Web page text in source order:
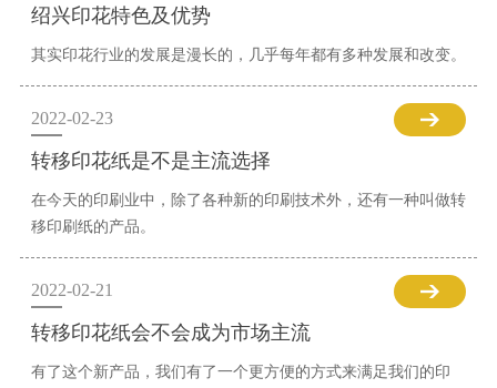
绍兴印花特色及优势
其实印花行业的发展是漫长的，几乎每年都有多种发展和改变。
2022-02-23
转移印花纸是不是主流选择
在今天的印刷业中，除了各种新的印刷技术外，还有一种叫做转
移印刷纸的产品。
2022-02-21
转移印花纸会不会成为市场主流
有了这个新产品，我们有了一个更方便的方式来满足我们的印